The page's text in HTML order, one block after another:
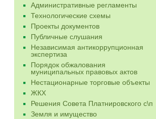
Административные регламенты
Технологические схемы
Проекты документов
Публичные слушания
Независимая антикоррупционная
экспертиза
Порядок обжалования
муниципальных правовых актов
Нестационарные торговые объекты
ЖКХ
Решения Совета Платнировского с\п
Земля и имущество